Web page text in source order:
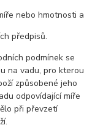
nebo hmotnosti a
předpisů.
podmínek se
na vadu, pro kterou
způsobené jeho
odpovídající míře
při převzetí